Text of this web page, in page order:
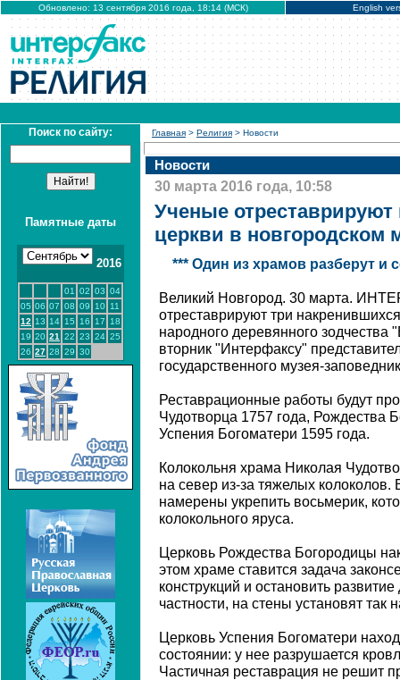
Обновлено: 13 сентября 2016 года, 18:14 (МСК) English
Поиск по сайту:
Памятные даты
2016
01 02 03 04
05 06 07 08 09 10
11
12 13 14 15 16 17
18
19 20 21 22 23 24 25
26 27 28 29 30
Главная > Религия > Новости
Новости
30 марта 2016 года, 10:58
Ученые
церкви в новгородском
*** Один из храмов разберут и
Великий Новгород. 30 марта.
отреставрируют три
народного деревянного
вторник "Интерфаксу"
государственного музея-
Реставрационные работы будут
Чудотворца 1757 года, Рождества
Успения Богоматери 1595 года.
Колокольня храма Николая
на север из-за тяжелых колоколов.
намерены укрепить восьмерик,
колокольного яруса.
Церковь Рождества Богородицы
этом храме ставится задача
конструкций и остановить
частности, на стены установят
Церковь Успения Богоматери
состоянии: у нее разрушается
Частичная реставрация не решит